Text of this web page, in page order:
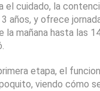
el cuidado, la
años, y ofrece
mañana hasta las
etapa, el
viendo cómo